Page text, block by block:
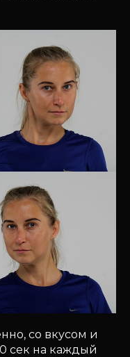
со вкусом и
сек на каждый